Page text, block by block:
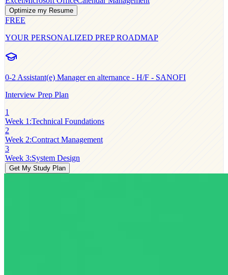
Optimize my Resume
FREE
YOUR PERSONALIZED PREP ROADMAP
0-2 Assistant(e) Manager en alternance - H/F - SANOFI
Interview Prep Plan
1
Week 1 :Technical Foundations
2
Week 2:Contract Management
3
Week 3:System Design
Get My Study Plan